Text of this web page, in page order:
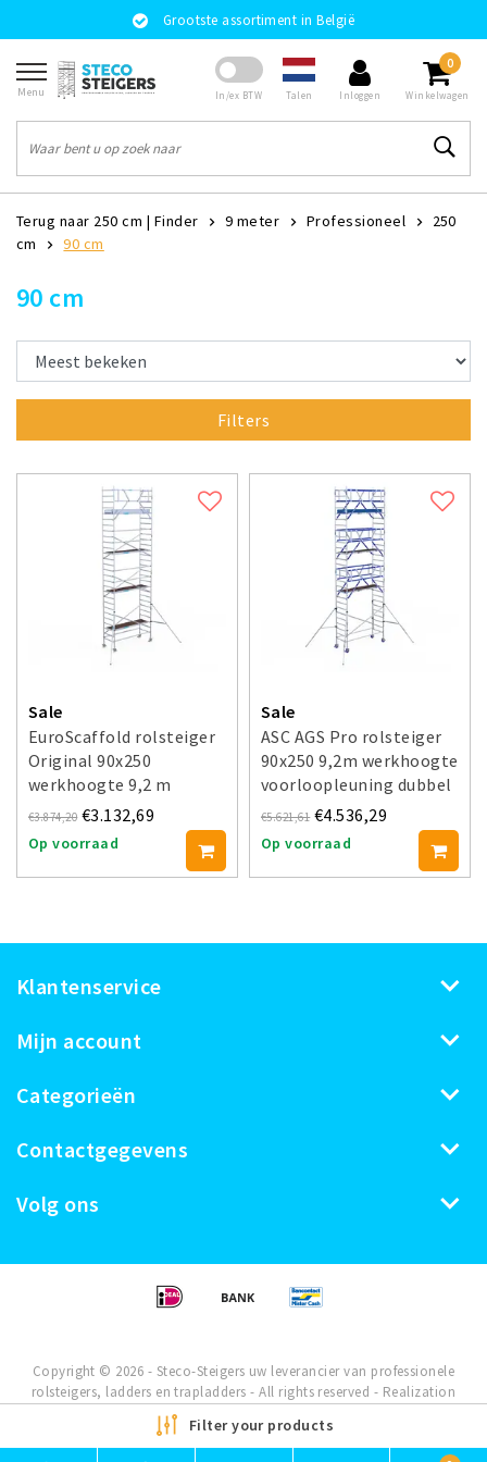
Grootste assortiment in België
Menu In/ex BTW Talen Inloggen
0
Winkelwagen
Terug naar 250 cm | Finder 9 meter Professioneel
250
cm
90 cm
90 cm
Filters
Sale
EuroScaffold rolsteiger
Original 90x250
werkhoogte 9,2 m
€3.874,20 €3.132,69
Op voorraad
Sale
ASC AGS Pro rolsteiger
90x250 9,2m werkhoogte
voorloopleuning dubbel
€5.621,61 €4.536,29
Op voorraad
Klantenservice
Mijn account
Categorieën
Contactgegevens
Volg ons
Copyright © 2026 - Steco-Steigers uw leverancier van professionele
rolsteigers, ladders en trapladders - All rights reserved - Realization
Filter your products